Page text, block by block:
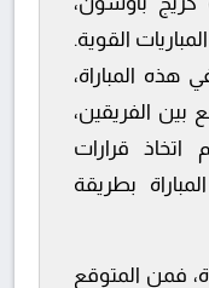
القوية.
المباراة،
الفريقين،
قرارات
بطريقة
فمن المتوقع